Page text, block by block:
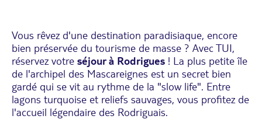
Vous rêvez d'une destination paradisiaque, encore
bien préservée du tourisme de masse ? Avec TUI,
réservez votre séjour à Rodrigues ! La plus petite île
de l'archipel des Mascareignes est un secret bien
gardé qui se vit au rythme de la "slow life". Entre
lagons turquoise et reliefs sauvages, vous profitez de
l'accueil légendaire des Rodriguais.